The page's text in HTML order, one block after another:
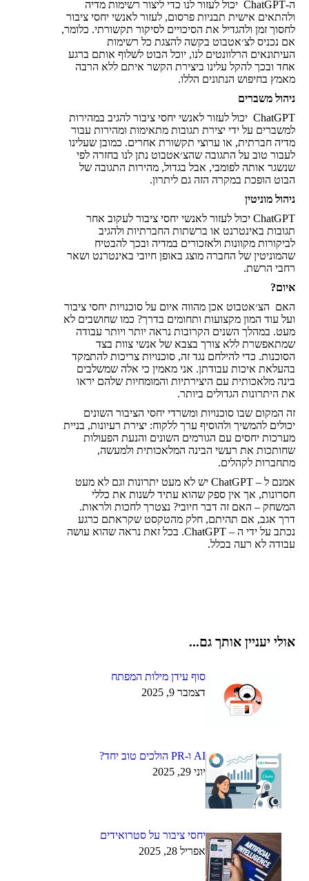
ה-ChatGPT יכול לעזור לנו כדי ליצור רשימות מדיה
ולהתאים אישית תבניות פרסום, לעזור לאנשי יחסי ציבור
לחסוך זמן ולהגדיל את הסיכויים לסיקור תקשורתי. כלומר,
אם נכניס לצ׳אטבוט בקשה להצגת כל רשימות
העיתונאים הרלוונטים לנו, יוכל הבוט לשלוף אותם ברגע
אחד ובכך להקל עלינו ביצירת הקשר איתם ללא הרבה
מאמץ בחיפוש הנתונים הללו.
ניהול משברים
ChatGPT יכול לעזור לאנשי יחסי ציבור להגיב במהירות
למשברים על ידי יצירת תגובות מתאימות ומהירות עבור
מדיה חברתית, או ערוצי תקשורת אחרים. כמובן שעלינו
לעבור טוב על התגובה שהצ׳אטבוט נתן לנו בחזרה לפי
שנשגר אותה לפומבי, אבל בגדול, מהירות התגובה של
הבוט הופכת במקרה הזה גם ליתרון.
ניהול מוניטין
ChatGPT יכול לעזור לאנשי יחסי ציבור לעקוב אחר
תגובות באינטרנט או ברשתות החברתיות ולהגיב
לביקורות מקוונות ולאזכורים במדיה ובכך להבטיח
שהמוניטין של החברה מוצג באופן חיובי באינטרנט ושאר
רחבי הרשת.
איום?
האם הצ׳אטבוט אכן מהווה איום על סוכנויות יחסי ציבור
ועל עוד המון מקצועות ותחומים בדרך? כמו שחושבים לא
מעט. במהלך השנים הקרובות נראה יותר ויותר עבודה
שמתאפשרת ללא צורך בצבא של אנשי צוות בצד
הסוכנות. כדי להילחם נגד זה, סוכנויות צריכות להתמקד
בהעלאת איכות עבודתן. אני מאמין כי אלה שמשלבים
בינה מלאכותית עם היצירתיות והמומחיות שלהם יראו
את היתרונות הגדולים ביותר.
זה המקום שבו סוכנויות ומשרדי יחסי הציבור השונים
יכולים להמשיך ולהוסיף ערך ללקוח: יצירת רעיונות, בניית
מערכות יחסים עם הגורמים השונים והנעת הפעולות
שחותכות את רעשי הבינה המלאכותית ולמעשה,
מתחברות לקהלים.
אמנם ל – ChatGPT יש לא מעט יתרונות וגם לא מעט
חסרונות, אך אין ספק שהוא עתיד לשנות את כללי
המשחק – האם זה דבר חיובי? נצטרך לחכות ולראות.
דרך אגב, אם תהיתם, חלק מהטקסט שקראתם כרגע
נכתב על ידי ה – ChatGPT. בכל זאת נראה שהוא עושה
עבודה לא רעה בכלל.
אולי יעניין אותך גם...
סוף עידן מילות המפתח
דצמבר 9, 2025
AI ו-PR הולכים טוב יחד?
יוני 29, 2025
יחסי ציבור על סטרואידים
אפריל 28, 2025